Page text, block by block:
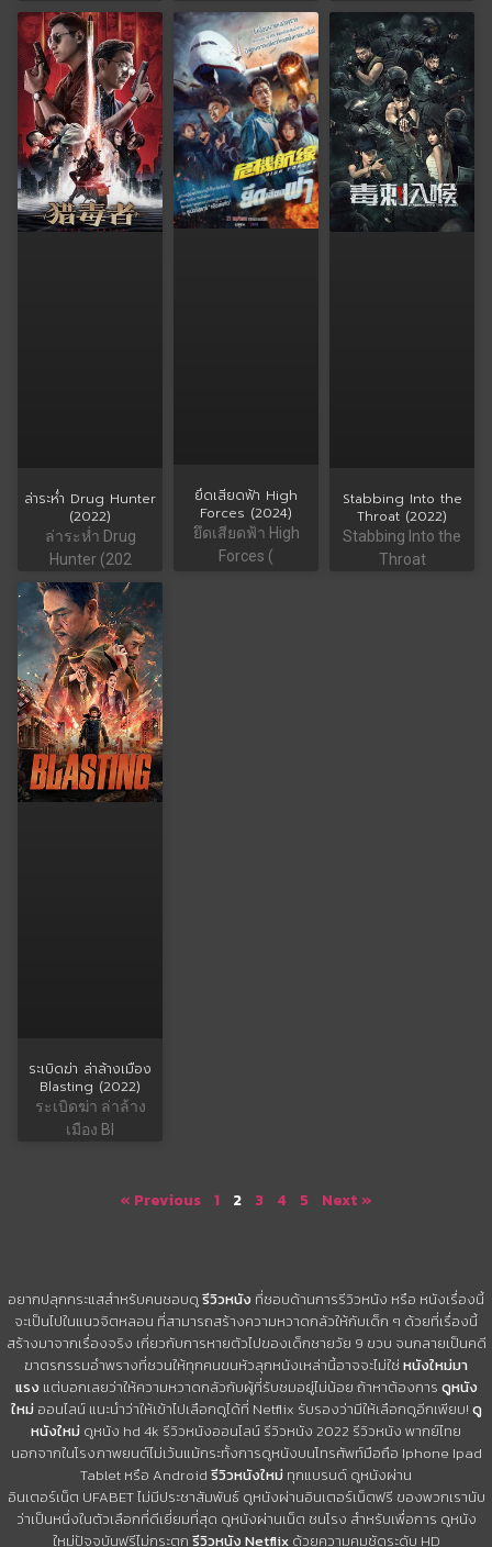
ล่าระห่ำ Drug Hunter
(2022)
ล่าระห่ำ Drug
Hunter (202
ยึดเสียดฟ้า High
Forces (2024)
ยึดเสียดฟ้า High
Forces (
Stabbing Into the
Throat (2022)
Stabbing Into the
Throat
ระเบิดฆ่า ล่าล้างเมือง
Blasting (2022)
ระเบิดฆ่า ล่าล้าง
เมือง Bl
« Previous 1 2 3 4 5 Next »
อยากปลุกกระแสสำหรับคนชอบดู รีวิวหนัง ที่ชอบด้านการรีวิวหนัง หรือ หนังเรื่องนี้
จะเป็นไปในแนวจิตหลอน ที่สามารถสร้างความหวาดกลัวให้กับเด็ก ๆ ด้วยที่เรื่องนี้
สร้างมาจากเรื่องจริง เกี่ยวกับการหายตัวไปของเด็กชายวัย 9 ขวบ จนกลายเป็นคดี
ฆาตรกรรมอำพรางที่ชวนให้ทุกคนขนหัวลุกหนังเหล่านี้อาจจะไม่ใช่ หนังใหม่มา
แรง แต่บอกเลยว่าให้ความหวาดกลัวกับผู้ที่รับชมอยู่ไม่น้อย ถ้าหาต้องการ ดูหนัง
ใหม่ ออนไลน์ แนะนำว่าให้เข้าไปเลือกดูได้ที่ Netflix รับรองว่ามีให้เลือกดูอีกเพียบ! ดู
หนังใหม่ ดูหนัง hd 4k รีวิวหนังออนไลน์ รีวิวหนัง 2022 รีวิวหนัง พากย์ไทย
นอกจากในโรงภาพยนต์ไม่เว้นแม้กระทั้งการดูหนังบนโทรศัพท์มือถือ Iphone Ipad
Tablet หรือ Android รีวิวหนังใหม่ ทุกแบรนด์ ดูหนังผ่าน
อินเตอร์เน็ต UFABET ไม่มีประชาสัมพันธ์ ดูหนังผ่านอินเตอร์เน็ตฟรี ของพวกเรานับ
ว่าเป็นหนึ่งในตัวเลือกที่ดีเยี่ยมที่สุด ดูหนังผ่านเน็ต ชนโรง สำหรับเพื่อการ ดูหนัง
ใหม่ปัจจุบันฟรีไม่กระตุก รีวิวหนัง Netflix ด้วยความคมชัดระดับ HD